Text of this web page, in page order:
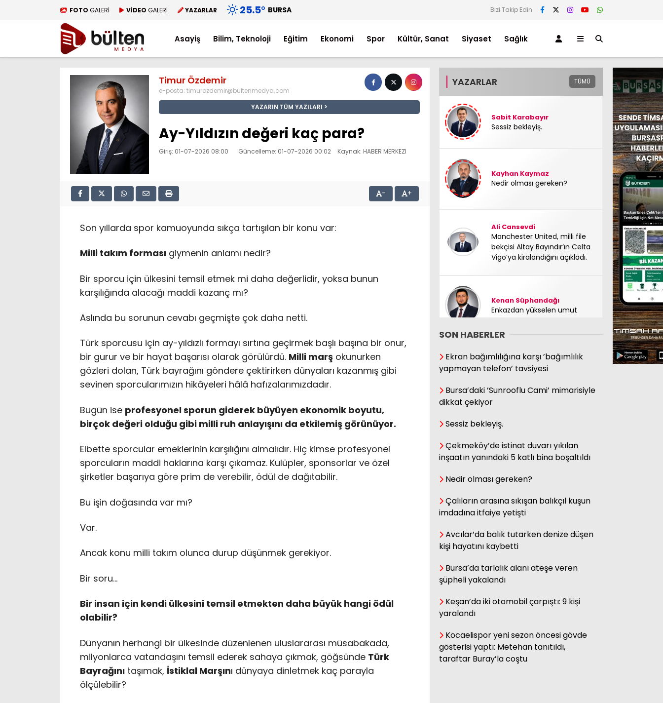
FOTO GALERİ VİDEO GALERİ YAZARLAR 25.5° BURSA Bizi Takip Edin
Asayiş Bilim, Teknoloji Eğitim Ekonomi Spor Kültür, Sanat Siyaset Sağlık
Timur Özdemir
e-posta: timurozdemir@bultenmedya.com
YAZARIN TÜM YAZILARI
Ay-Yıldızın değeri kaç para?
Giriş: 01-07-2026 08:00 Güncelleme: 01-07-2026 00:02 Kaynak: HABER MERKEZI
- +
Son yıllarda spor kamuoyunda sıkça tartışılan bir konu var:
Milli takım forması giymenin anlamı nedir?
Bir sporcu için ülkesini temsil etmek mi daha değerlidir, yoksa bunun
karşılığında alacağı maddi kazanç mı?
Aslında bu sorunun cevabı geçmişte çok daha netti.
Türk sporcusu için ay-yıldızlı formayı sırtına geçirmek başlı başına bir onur,
bir gurur ve bir hayat başarısı olarak görülürdü. Milli marş okunurken
gözleri dolan, Türk bayrağını göndere çektirirken dünyaları kazanmış gibi
sevinen sporcularımızın hikâyeleri hâlâ hafızalarımızdadır.
Bugün ise profesyonel sporun giderek büyüyen ekonomik boyutu,
birçok değeri olduğu gibi milli ruh anlayışını da etkilemiş görünüyor.
Elbette sporcular emeklerinin karşılığını almalıdır. Hiç kimse profesyonel
sporcuların maddi haklarına karşı çıkamaz. Kulüpler, sponsorlar ve özel
şirketler başarıya göre prim de verebilir, ödül de dağıtabilir.
Bu işin doğasında var mı?
Var.
Ancak konu milli takım olunca durup düşünmek gerekiyor.
Bir soru…
Bir insan için kendi ülkesini temsil etmekten daha büyük hangi ödül
olabilir?
Dünyanın herhangi bir ülkesinde düzenlenen uluslararası müsabakada,
milyonlarca vatandaşını temsil ederek sahaya çıkmak, göğsünde Türk
Bayrağını taşımak, İstiklal Marşını dünyaya dinletmek kaç parayla
ölçülebilir?
YAZARLAR TÜMÜ
Sabit Karabayır
Sessiz bekleyiş.
Kayhan Kaymaz
Nedir olması gereken?
Ali Cansevdi
Manchester United, milli file
bekçisi Altay Bayındır’ın Celta
Vigo’ya kiralandığını açıkladı.
Kenan Süphandağı
Enkazdan yükselen umut
Ömer Işıkoğlu
Enflasyon karşısında
erimeyen maaş mümkün
Enes Çelik
Başlıyoruz…
Dönüm noktası!...
Timur Özdemir
Ümidimiz gençlikse… Onların
umudunu kim koruyacak?
İlker İncebıyık
Excimer lazer ile miyop,
kalıcı olarak tedavi edilebilir.
SON HABERLER
Ekran bağımlılığına karşı ’bağımlılık
yapmayan telefon’ tavsiyesi
Bursa’daki ’Sunrooflu Cami’ mimarisiyle
dikkat çekiyor
Sessiz bekleyiş.
Çekmeköy’de istinat duvarı yıkılan
inşaatın yanındaki 5 katlı bina boşaltıldı
Nedir olması gereken?
Çalıların arasına sıkışan balıkçıl kuşun
imdadına itfaiye yetişti
Avcılar’da balık tutarken denize düşen
kişi hayatını kaybetti
Bursa’da tarlalık alanı ateşe veren
şüpheli yakalandı
Keşan’da iki otomobil çarpıştı: 9 kişi
yaralandı
Kocaelispor yeni sezon öncesi gövde
gösterisi yaptı: Metehan tanıtıldı,
taraftar Buray’la coştu